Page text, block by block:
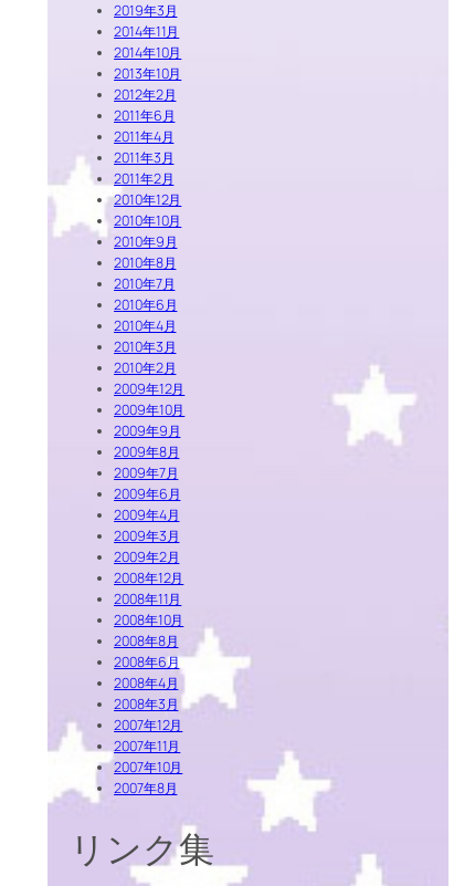
2019年3月
2014年11月
2014年10月
2013年10月
2012年2月
2011年6月
2011年4月
2011年3月
2011年2月
2010年12月
2010年10月
2010年9月
2010年8月
2010年7月
2010年6月
2010年4月
2010年3月
2010年2月
2009年12月
2009年10月
2009年9月
2009年8月
2009年7月
2009年6月
2009年4月
2009年3月
2009年2月
2008年12月
2008年11月
2008年10月
2008年8月
2008年6月
2008年4月
2008年3月
2007年12月
2007年11月
2007年10月
2007年8月
リンク集